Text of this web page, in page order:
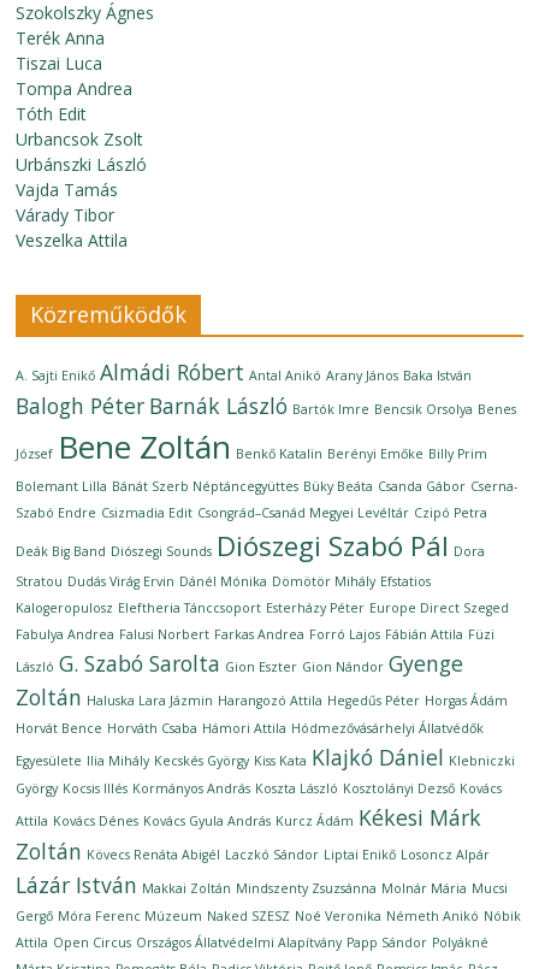
Szokolszky Ágnes
Terék Anna
Tiszai Luca
Tompa Andrea
Tóth Edit
Urbancsok Zsolt
Urbánszki László
Vajda Tamás
Várady Tibor
Veszelka Attila
Közreműködők
A. Sajti Enikő Almádi Róbert Antal Anikó Arany János Baka István
Balogh Péter Barnák László Bartók Imre Bencsik Orsolya Benes
József Bene Zoltán Benkő Katalin Berényi Emőke Billy Prim
Bolemant Lilla Bánát Szerb Néptáncegyüttes Büky Beáta Csanda Gábor Cserna-
Szabó Endre Csizmadia Edit Csongrád–Csanád Megyei Levéltár Czipó Petra
Deák Big Band Diószegi Sounds Diószegi Szabó Pál Dora
Stratou Dudás Virág Ervin Dánél Mónika Dömötör Mihály Efstatios
Kalogeropulosz Eleftheria Tánccsoport Esterházy Péter Europe Direct Szeged
Fabulya Andrea Falusi Norbert Farkas Andrea Forró Lajos Fábián Attila Füzi
László G. Szabó Sarolta Gion Eszter Gion Nándor Gyenge
Zoltán Haluska Lara Jázmin Harangozó Attila Hegedűs Péter Horgas Ádám
Horvát Bence Horváth Csaba Hámori Attila Hódmezővásárhelyi Állatvédők
Egyesülete Ilia Mihály Kecskés György Kiss Kata Klajkó Dániel Klebniczki
György Kocsis Illés Kormányos András Koszta László Kosztolányi Dezső Kovács
Attila Kovács Dénes Kovács Gyula András Kurcz Ádám Kékesi Márk
Zoltán Kövecs Renáta Abigél Laczkó Sándor Liptai Enikő Losoncz Alpár
Lázár István Makkai Zoltán Mindszenty Zsuzsánna Molnár Mária Mucsi
Gergő Móra Ferenc Múzeum Naked SZESZ Noé Veronika Németh Anikó Nóbik
Attila Open Circus Országos Állatvédelmi Alapítvány Papp Sándor Polyákné